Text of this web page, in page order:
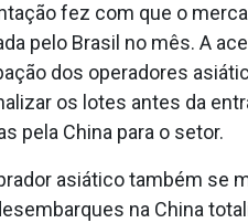
fez com que o
pelo Brasil no mês. A
dos operadores
os lotes antes da
pela China para o setor.
asiático também se
na China